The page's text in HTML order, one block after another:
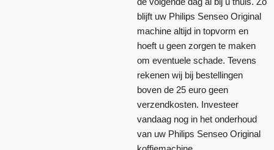
blijft uw Philips Senseo Original
machine altijd in topvorm en
hoeft u geen zorgen te maken
om eventuele schade. Tevens
rekenen wij bij bestellingen
boven de 25 euro geen
verzendkosten. Investeer
vandaag nog in het onderhoud
van uw Philips Senseo Original